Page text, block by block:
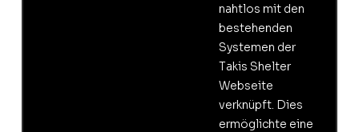
nahtlos mit den
bestehenden
Systemen der
Takis Shelter
Webseite
verknüpft. Dies
ermöglichte eine